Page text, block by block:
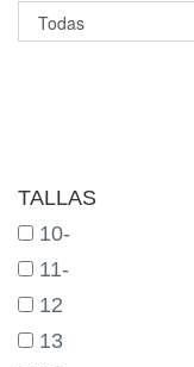
TALLAS
10-
11-
12
13